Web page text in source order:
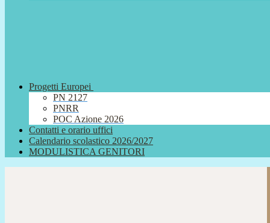
Progetti Europei
PN 2127
PNRR
POC Azione 2026
Contatti e orario uffici
Calendario scolastico 2026/2027
MODULISTICA GENITORI